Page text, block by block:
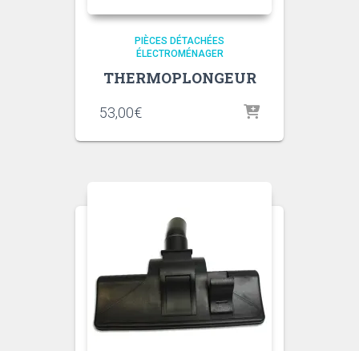
PIÈCES DÉTACHÉES
ÉLECTROMÉNAGER
THERMOPLONGEUR
53,00€